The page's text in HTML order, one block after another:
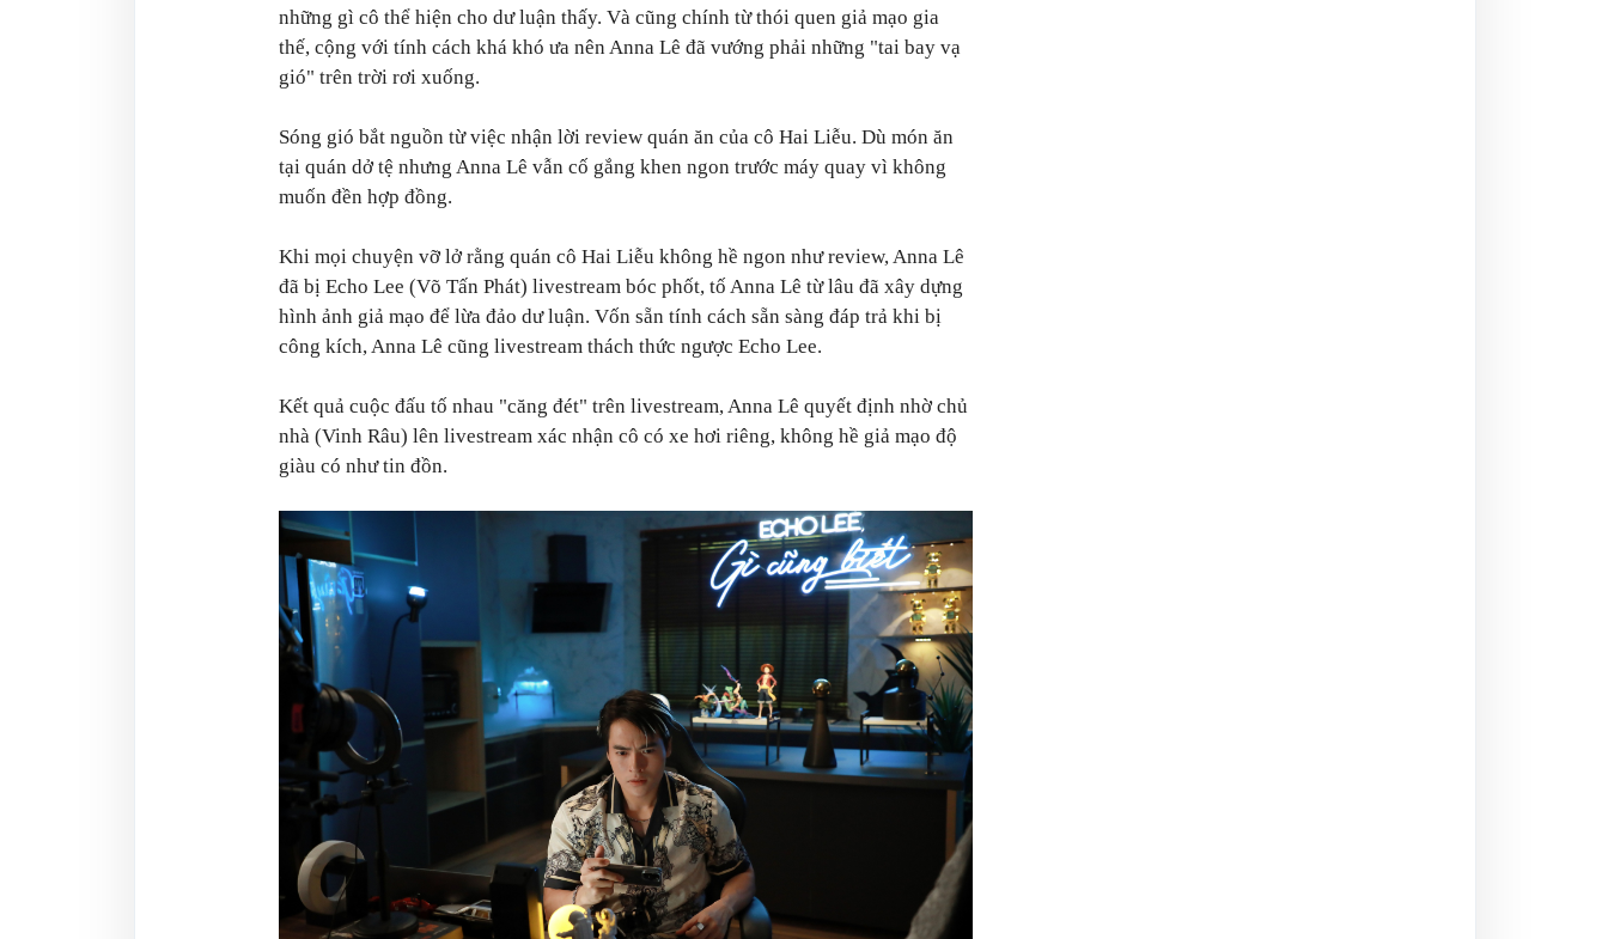
những gì cô thể hiện cho dư luận thấy. Và cũng chính từ thói quen giả mạo gia
thế, cộng với tính cách khá khó ưa nên Anna Lê đã vướng phải những "tai bay vạ
gió" trên trời rơi xuống.
Sóng gió bắt nguồn từ việc nhận lời review quán ăn của cô Hai Liễu. Dù món ăn
tại quán dở tệ nhưng Anna Lê vẫn cố gắng khen ngon trước máy quay vì không
muốn đền hợp đồng.
Khi mọi chuyện vỡ lở rằng quán cô Hai Liễu không hề ngon như review, Anna Lê
đã bị Echo Lee (Võ Tấn Phát) livestream bóc phốt, tố Anna Lê từ lâu đã xây dựng
hình ảnh giả mạo để lừa đảo dư luận. Vốn sẵn tính cách sẵn sàng đáp trả khi bị
công kích, Anna Lê cũng livestream thách thức ngược Echo Lee.
Kết quả cuộc đấu tố nhau "căng đét" trên livestream, Anna Lê quyết định nhờ chủ
nhà (Vinh Râu) lên livestream xác nhận cô có xe hơi riêng, không hề giả mạo độ
giàu có như tin đồn.